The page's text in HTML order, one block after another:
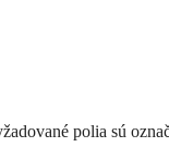
polia sú